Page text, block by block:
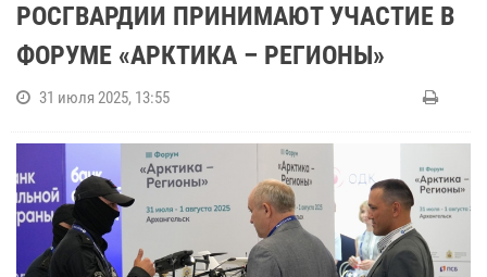
РОСГВАРДИИ ПРИНИМАЮТ УЧАСТИЕ В
ФОРУМЕ «АРКТИКА – РЕГИОНЫ»
31 июля 2025, 13:55